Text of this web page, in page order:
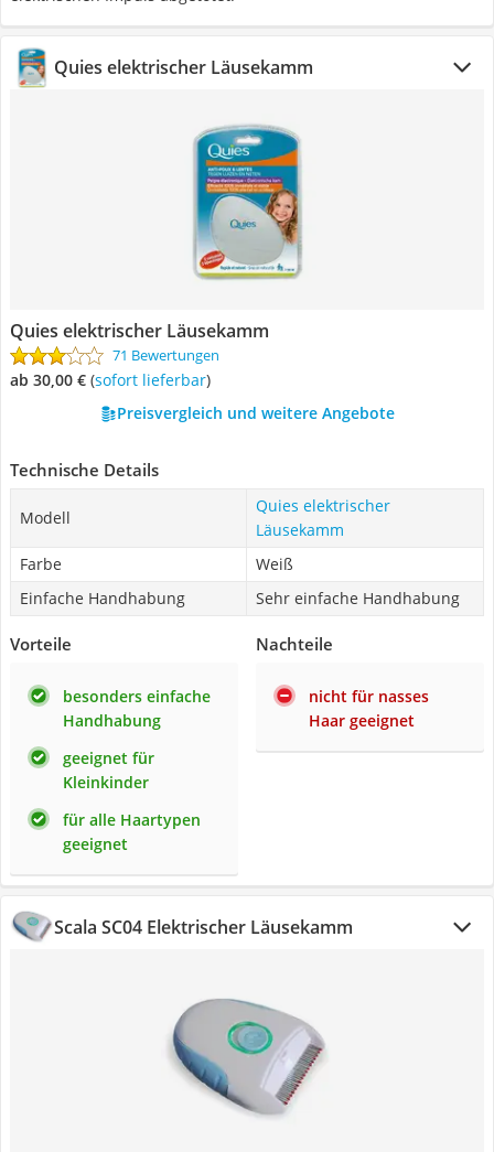
Quies elektrischer Läusekamm
Quies elektrischer Läusekamm
71 Bewertungen
ab 30,00 € ( Sofort lieferbar)
Preisvergleich und weitere Angebote
Technische Details
Modell
Quies elektrischer
Läusekamm
Farbe
Weiß
Einfache Handhabung
Sehr einfache Handhabung
Vorteile
besonders einfache
Handhabung
geeignet für
Kleinkinder
für alle Haartypen
geeignet
Nachteile
nicht für nasses
Haar geeignet
Scala SC04 Elektrischer Läusekamm